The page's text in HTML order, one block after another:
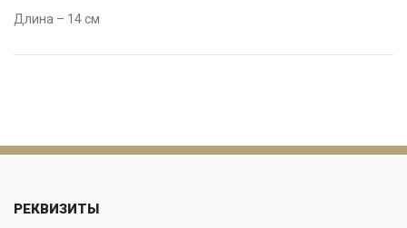
Длина – 14 см
РЕКВИЗИТЫ